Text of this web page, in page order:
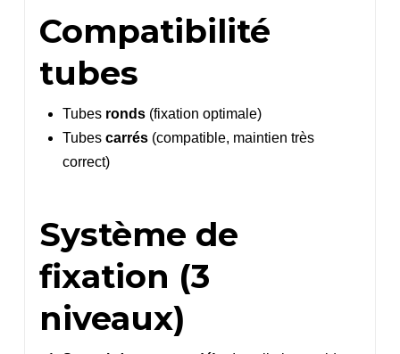
Compatibilité
tubes
Tubes ronds (fixation optimale)
Tubescarrés (compatible, maintien très
correct)
Système de
fixation (3
niveaux)